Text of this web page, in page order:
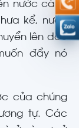
nước càng
kể, nước
lên dốc
đẩy nó
của chúng
tự. Các